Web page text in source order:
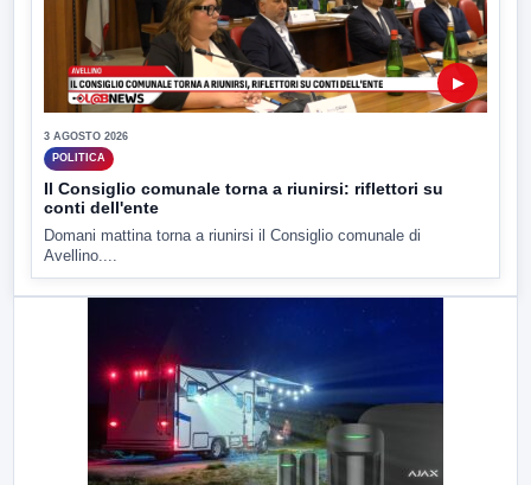
▶
3 AGOSTO 2026
POLITICA
Il Consiglio comunale torna a riunirsi: riflettori su
conti dell'ente
Domani mattina torna a riunirsi il Consiglio comunale di
Avellino....